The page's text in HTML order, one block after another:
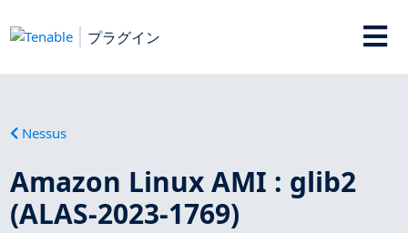
プラグイン
Nessus
Amazon Linux AMI : glib2
(ALAS-2023-1769)